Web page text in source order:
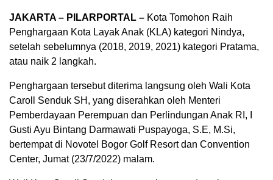
JAKARTA – PILARPORTAL – Kota Tomohon Raih
Penghargaan Kota Layak Anak (KLA) kategori Nindya,
setelah sebelumnya (2018, 2019, 2021) kategori Pratama,
atau naik 2 langkah.
Penghargaan tersebut diterima langsung oleh Wali Kota
Caroll Senduk SH, yang diserahkan oleh Menteri
Pemberdayaan Perempuan dan Perlindungan Anak RI, I
Gusti Ayu Bintang Darmawati Puspayoga, S.E, M.Si,
bertempat di Novotel Bogor Golf Resort dan Convention
Center, Jumat (23/7/2022) malam.